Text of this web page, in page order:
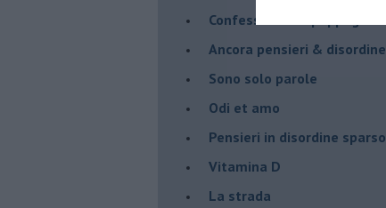
Confessioni del pappagallo
Ancora pensieri & disordine
Sono solo parole
Odi et amo
Pensieri in disordine sparso
Vitamina D
La strada